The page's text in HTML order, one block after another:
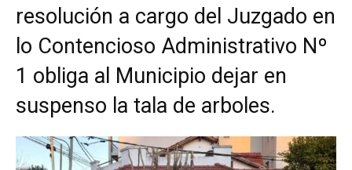
resolución a cargo del Juzgado en
lo Contencioso Administrativo Nº
1 obliga al Municipio dejar en
suspenso la tala de arboles.